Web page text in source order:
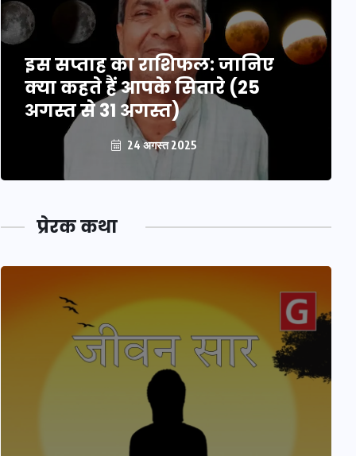
इस सप्ताह का राशिफल: जानिए
क्या कहते हैं आपके सितारे (25
अगस्त से 31 अगस्त)
24 अगस्त 2025
प्रेरक कथा